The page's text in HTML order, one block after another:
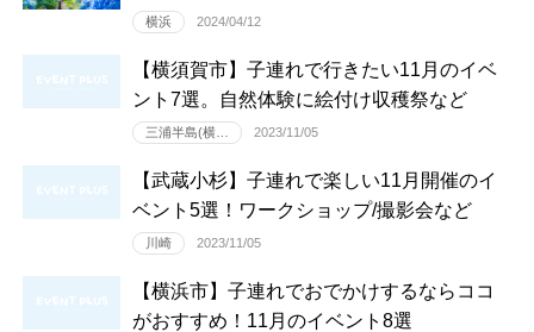
横浜 2024/04/12
【横須賀市】子連れで行きたい11月のイベ
ント7選。自然体験に絵付け収穫祭など
三浦半島(横… 2023/11/05
【武蔵小杉】子連れで楽しい11月開催のイ
ベント5選！ワークショップ/撮影会など
川崎 2023/11/05
【横浜市】子連れでおでかけするならココ
がおすすめ！11月のイベント8選